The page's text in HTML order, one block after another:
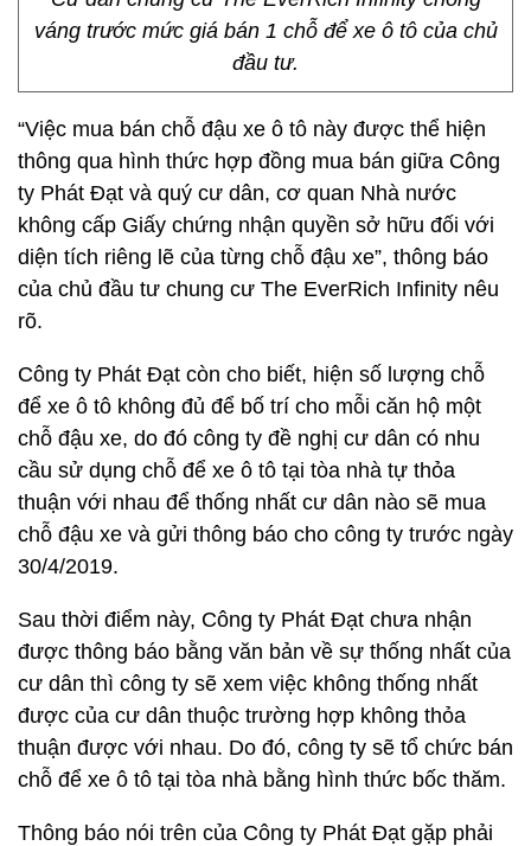
váng trước mức giá bán 1 chỗ để xe ô tô của chủ
đầu tư.
“Việc mua bán chỗ đậu xe ô tô này được thể hiện
thông qua hình thức hợp đồng mua bán giữa Công
ty Phát Đạt và quý cư dân, cơ quan Nhà nước
không cấp Giấy chứng nhận quyền sở hữu đối với
diện tích riêng lẽ của từng chỗ đậu xe”, thông báo
của chủ đầu tư chung cư The EverRich Infinity nêu
rõ.
Công ty Phát Đạt còn cho biết, hiện số lượng chỗ
để xe ô tô không đủ để bố trí cho mỗi căn hộ một
chỗ đậu xe, do đó công ty đề nghị cư dân có nhu
cầu sử dụng chỗ để xe ô tô tại tòa nhà tự thỏa
thuận với nhau để thống nhất cư dân nào sẽ mua
chỗ đậu xe và gửi thông báo cho công ty trước ngày
30/4/2019.
Sau thời điểm này, Công ty Phát Đạt chưa nhận
được thông báo bằng văn bản về sự thống nhất của
cư dân thì công ty sẽ xem việc không thống nhất
được của cư dân thuộc trường hợp không thỏa
thuận được với nhau. Do đó, công ty sẽ tổ chức bán
chỗ để xe ô tô tại tòa nhà bằng hình thức bốc thăm.
Thông báo nói trên của Công ty Phát Đạt gặp phải